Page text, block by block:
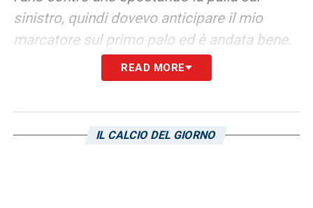
sinistro, quindi dovevo anticipare il mio
marcatore sul primo palo ed è andata bene.
Oggi siamo sempre stati attenti, cattivi,
intensi, seguendo le direttive del mister: non
READ MORE
IL CALCIO DEL GIORNO